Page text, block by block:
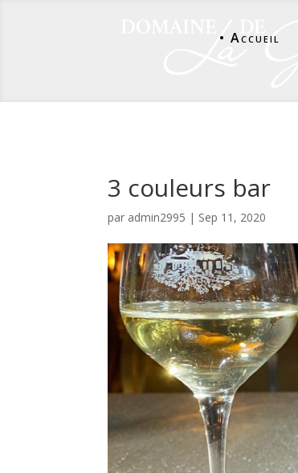
• Accueil
3 couleurs bar
par admin2995 | Sep 11, 2020